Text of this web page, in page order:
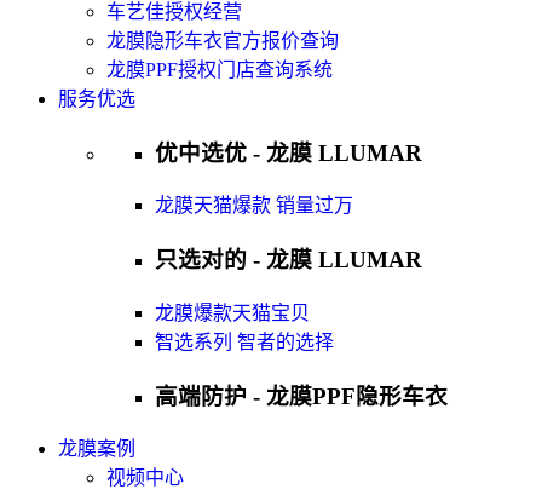
车艺佳授权经营
龙膜隐形车衣官方报价查询
龙膜PPF授权门店查询系统
服务优选
优中选优 - 龙膜 LLUMAR
龙膜天猫爆款 销量过万
只选对的 - 龙膜 LLUMAR
龙膜爆款天猫宝贝
智选系列 智者的选择
高端防护 - 龙膜PPF隐形车衣
龙膜案例
视频中心